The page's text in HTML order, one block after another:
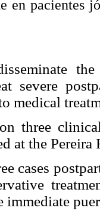
en pacientes
severe
medical
three
at the
cases
immediate